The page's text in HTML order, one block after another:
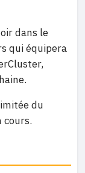
dans le
qui équipera
du